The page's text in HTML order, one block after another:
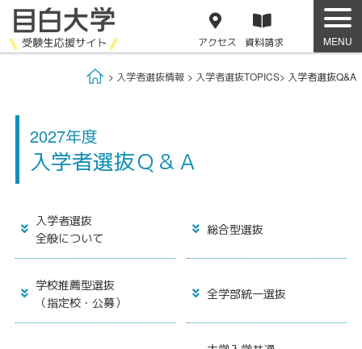
アクセス 資料請求
Home
入学者選抜情報 入学者選抜TOPICS 入学者選抜Q&A
2027年度
入学者選抜Ｑ＆Ａ
入学者選抜
全般について
総合型選抜
学校推薦型選抜
（指定校・公募）
全学部統一選抜